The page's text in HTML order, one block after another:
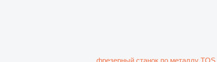
фрезерный станок по металлу TOS